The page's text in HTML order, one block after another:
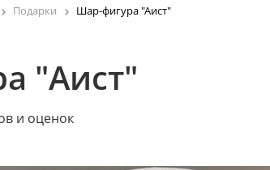
Подарки Шар-фигура "Аист"
"Аист"
и оценок